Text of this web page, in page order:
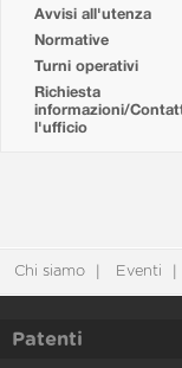
Avvisi all'utenza
Normative
Turni operativi
Richiesta
informazioni/
l'ufficio
Chi siamo Eventi
Patenti